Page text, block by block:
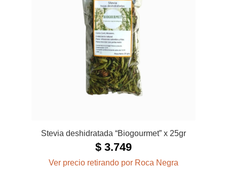
Stevia deshidratada “Biogourmet” x 25gr
$ 3.749
Ver precio retirando por Roca Negra